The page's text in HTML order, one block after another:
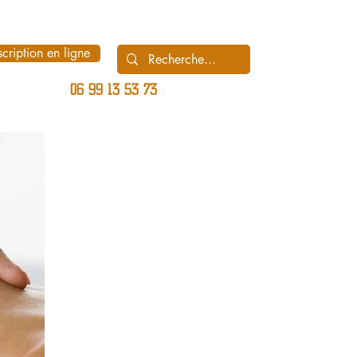
en ligne
06 99 13 53 73